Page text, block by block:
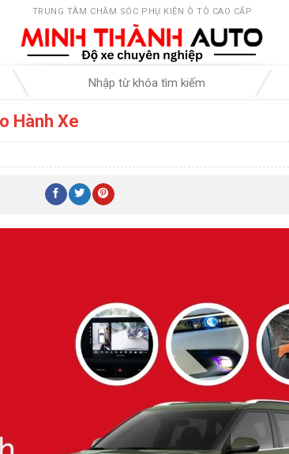
TRUNG TÂM CHĂM SÓC PHỤ KIỆN Ô TÔ CAO CẤP
Hành Xe